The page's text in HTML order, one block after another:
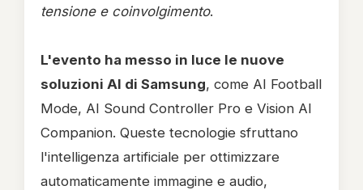
tensione e coinvolgimento.
L'evento ha messo in luce le nuove
soluzioni AI di Samsung, come AI Football
Mode, AI Sound Controller Pro e Vision AI
Companion. Queste tecnologie sfruttano
l'intelligenza artificiale per ottimizzare
automaticamente immagine e audio,